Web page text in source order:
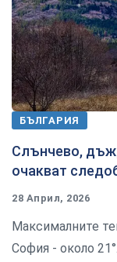
БЪЛГАРИЯ
Слънчево,
очакват
28 Април, 2026
Максималните
София - около